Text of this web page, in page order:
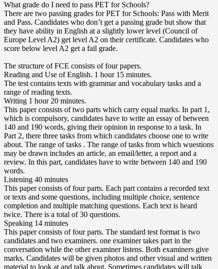
What grade do I need to pass PET for Schools?
There are two passing grades for PET for Schools: Pass with Merit
and Pass. Candidates who don’t get a passing grade but show that
they have ability in English at a slightly lower level (Council of
Europe Level A2) get level A2 on their certificate. Candidates who
score below level A2 get a fail grade.
The structure of FCE consists of four papers.
Reading and Use of English. 1 hour 15 minutes.
The test contains texts with grammar and vocabulary tasks and a
range of reading texts.
Writing 1 hour 20 minutes.
This paper consists of two parts which carry equal marks. In part 1,
which is compulsory, candidates have to write an essay of between
140 and 190 words, giving their opinion in response to a task. In
Part 2, there three tasks from which candidates choose one to write
about. The range of tasks . The range of tasks from which wuestions
may be drawn includes an article, an email/letter, a report and a
review. In this part, candidates have to write between 140 and 190
words.
Listening 40 minutes
This paper consists of four parts. Each part contains a recorded text
or texts and some questions, including multiple choice, sentence
completion and multiple matching questions. Each text is heard
twice. There is a total of 30 questions.
Speaking 14 minutes
This paper consists of four parts. The standard test format is two
candidates and two examiners. one examiner takes part in the
conversation while the other examiner listens. Both examiners give
marks. Candidates will be given photos and other visual and written
material to look at and talk about. Sometimes candidates will talk